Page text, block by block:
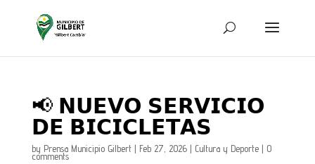
📢 𝗡𝗨𝗘𝗩𝗢 𝗦𝗘𝗥𝗩𝗜𝗖𝗜𝗢
𝗗𝗘 𝗕𝗜𝗖𝗜𝗖𝗟𝗘𝗧𝗔𝗦
by Prensa Municipio Gilbert| Feb 27, 2026| Cultura y Deporte| 0
comments